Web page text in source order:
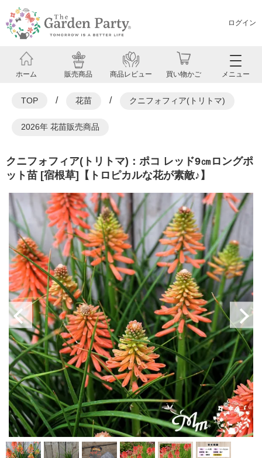
ログイン
ホーム 販売商品 商品レビュー 買い物かご メニュー
TOP / 花苗 / クニフォフィア(トリトマ)
2026年 花苗販売商品
クニフォフィア(トリトマ)：ポコ レッド9㎝ロングポ
ット苗 [宿根草]【トロピカルな花が素敵♪】